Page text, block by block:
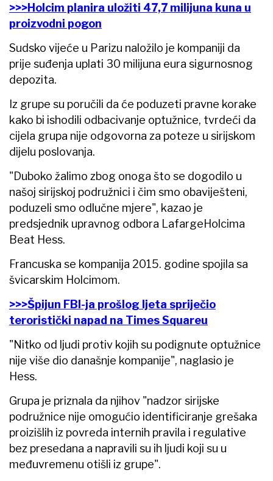
>>>Holcim planira uložiti 47,7 milijuna kuna u
proizvodni pogon
Sudsko vijeće u Parizu naložilo je kompaniji da
prije suđenja uplati 30 milijuna eura sigurnosnog
depozita.
Iz grupe su poručili da će poduzeti pravne korake
kako bi ishodili odbacivanje optužnice, tvrdeći da
cijela grupa nije odgovorna za poteze u sirijskom
dijelu poslovanja.
"Duboko žalimo zbog onoga što se dogodilo u
našoj sirijskoj podružnici i čim smo obaviješteni,
poduzeli smo odlučne mjere", kazao je
predsjednik upravnog odbora LafargeHolcima
Beat Hess.
Francuska se kompanija 2015. godine spojila sa
švicarskim Holcimom.
>>>Špijun FBI-ja prošlog ljeta spriječio
teroristički napad na Times Squareu
"Nitko od ljudi protiv kojih su podignute optužnice
nije više dio današnje kompanije", naglasio je
Hess.
Grupa je priznala da njihov "nadzor sirijske
podružnice nije omogućio identificiranje grešaka
proizišlih iz povreda internih pravila i regulative
bez presedana a napravili su ih ljudi koji su u
međuvremenu otišli iz grupe".